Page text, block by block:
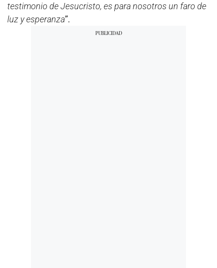
testimonio de Jesucristo, es para nosotros un faro de
luz y esperanza”.